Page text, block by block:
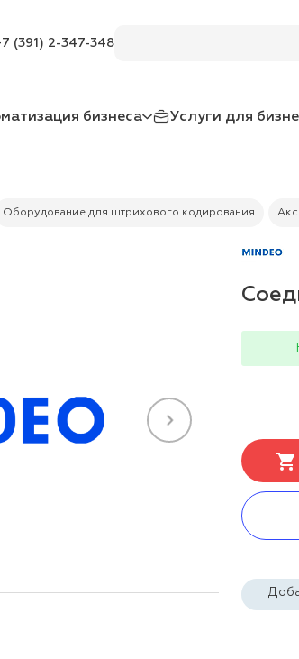
(391) 2-347-348
бизнеса Услуги для
Оборудование для штрихового кодирования